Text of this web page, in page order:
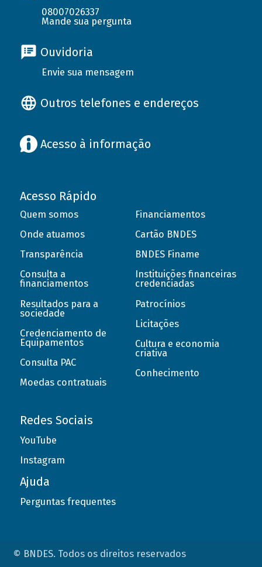
08007026337
Mande sua pergunta
Ouvidoria
Envie sua mensagem
Outros telefones e endereços
Acesso à informação
Acesso Rápido
Quem somos
Onde atuamos
Transparência
Consulta a
financiamentos
Resultados para a
sociedade
Credenciamento de
Equipamentos
Consulta PAC
Moedas contratuais
Financiamentos
Cartão BNDES
BNDES Finame
Instituições financeiras
credenciadas
Patrocínios
Licitações
Cultura e economia
criativa
Conhecimento
Redes Sociais
YouTube
Instagram
Ajuda
Perguntas frequentes
© BNDES. Todos os direitos reservados